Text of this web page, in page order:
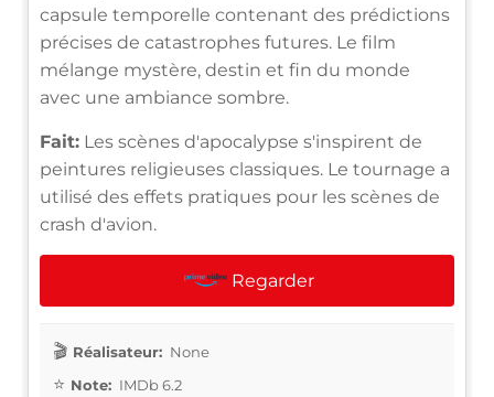
capsule temporelle contenant des prédictions
précises de catastrophes futures. Le film
mélange mystère, destin et fin du monde
avec une ambiance sombre.
Fait: Les scènes d'apocalypse s'inspirent de
peintures religieuses classiques. Le tournage a
utilisé des effets pratiques pour les scènes de
crash d'avion.
Regarder
Réalisateur: None
Note: IMDb 6.2